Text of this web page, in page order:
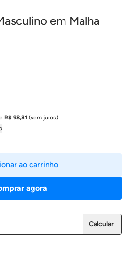
em Malha
R$ 98,31 (sem juros)
agora
ao carrinho
Calcular